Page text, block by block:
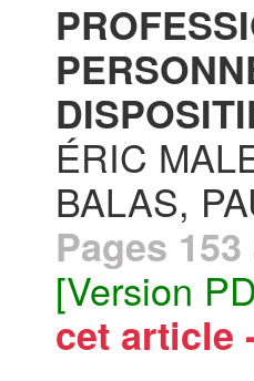
ÉRIC
BALAS,
Pages 153
[Version
cet article